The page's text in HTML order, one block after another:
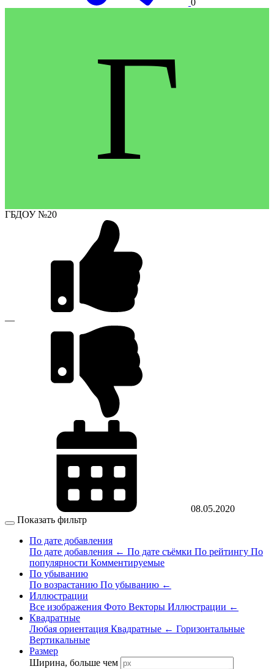
0
Г
ГБДОУ №20
—
08.05.2020
Показать фильтр
По дате добавления
По дате добавления ← По дате съёмки По рейтингу По
популярности Комментируемые
По убыванию
По возрастанию По убыванию ←
Иллюстрации
Все изображения Фото Векторы Иллюстрации ←
Квадратные
Любая ориентация Квадратные ← Горизонтальные
Вертикальные
Размер
Ширина, больше чем